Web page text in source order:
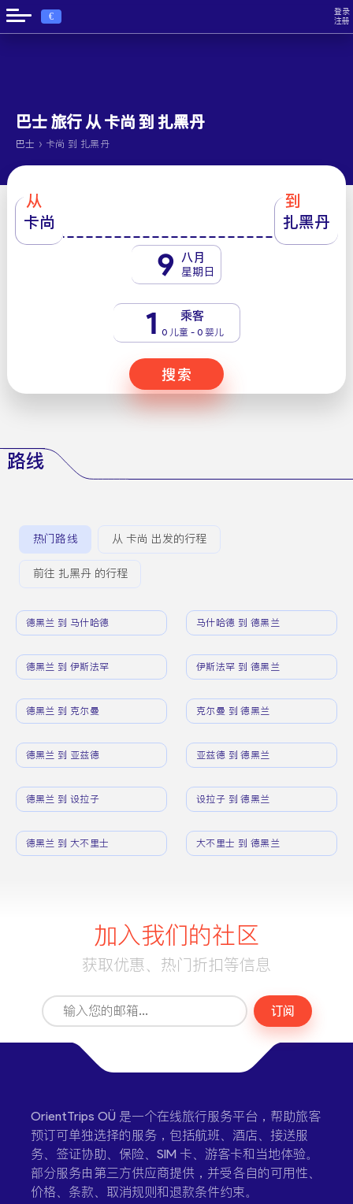
€
登录
注册
巴士 旅行 从 卡尚 到 扎黑丹
巴士 › 卡尚 到 扎黑丹
从
卡尚
到
扎黑丹
9 八月
星期日
1 乘客
0 儿童 - 0 婴儿
搜索
路线
热门路线 从 卡尚 出发的行程
前往 扎黑丹 的行程
德黑兰 到 马什哈德 马什哈德 到 德黑兰
德黑兰 到 伊斯法罕 伊斯法罕 到 德黑兰
德黑兰 到 克尔曼 克尔曼 到 德黑兰
德黑兰 到 亚兹德 亚兹德 到 德黑兰
德黑兰 到 设拉子 设拉子 到 德黑兰
德黑兰 到 大不里士 大不里士 到 德黑兰
加入我们的社区
获取优惠、热门折扣等信息
订阅
OrientTrips OÜ 是一个在线旅行服务平台，帮助旅客
预订可单独选择的服务，包括航班、酒店、接送服
务、签证协助、保险、SIM 卡、游客卡和当地体验。
部分服务由第三方供应商提供，并受各自的可用性、
价格、条款、取消规则和退款条件约束。